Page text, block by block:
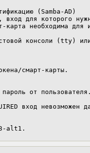
(Samba-AD)
вход для которого
необходима для
консоли (tty)
смарт-карты.
от пользователя.
alt1.